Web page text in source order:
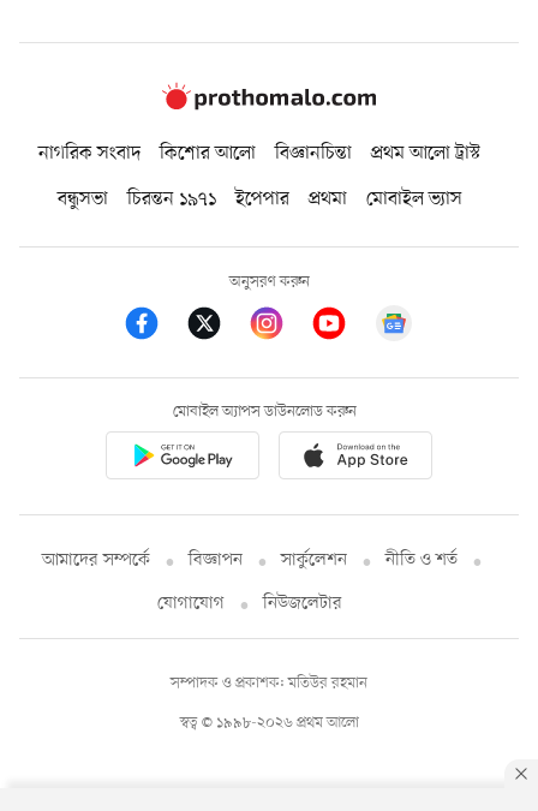
নাগরিক সংবাদ কিশোর আলো বিজ্ঞানচিন্তা
প্রথম আলো ট্রাস্ট
বন্ধুসভা
চিরন্তন ১৯৭১ ইপেপার প্রথমা মোবাইল ভ্যাস
অনুসরণ করুন
মোবাইল অ্যাপস ডাউনলোড করুন
আমাদের সম্পর্কে বিজ্ঞাপন সার্কুলেশন
নীতি ও শর্ত
যোগাযোগ
নিউজলেটার
স্বত্ব © ১৯৯৮-২০২৬ প্রথম আলো
সম্পাদক ও প্রকাশক: মতিউর রহমান